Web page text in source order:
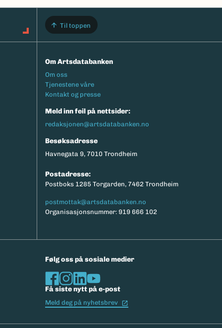
Til toppen
Om Artsdatabanken
Footermeny
Om oss
Tjenestene våre
Kontakt og presse
Meld inn feil på nettsider:
redaksjonen@artsdatabanken.no
Besøksadresse
Havnegata 9, 7010 Trondheim
Postadresse:
Postboks 1285 Torgarden, 7462 Trondheim
postmottak@artsdatabanken.no
Organisasjonsnummer: 919 666 102
Følg oss på sosiale medier
Få siste nytt på e-post
Meld deg på nyhetsbrev